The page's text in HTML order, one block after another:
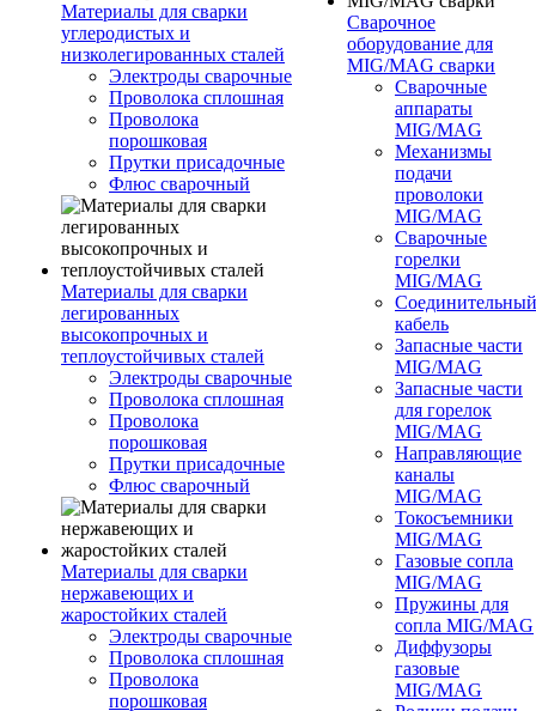
Материалы для сварки
углеродистых и
низколегированных сталей
Электроды сварочные
Проволока сплошная
Проволока
порошковая
Прутки присадочные
Флюс сварочный
Материалы для сварки
легированных
высокопрочных и
теплоустойчивых сталей
Электроды сварочные
Проволока сплошная
Проволока
порошковая
Прутки присадочные
Флюс сварочный
Материалы для сварки
нержавеющих и
жаростойких сталей
Электроды сварочные
Проволока сплошная
Проволока
порошковая
Сварочное
оборудование для
MIG/MAG сварки
Сварочные
аппараты
MIG/MAG
Механизмы
подачи
проволоки
MIG/MAG
Сварочные
горелки
MIG/MAG
Соединительный
кабель
Запасные части
MIG/MAG
Запасные части
для горелок
MIG/MAG
Направляющие
каналы
MIG/MAG
Токосъемники
MIG/MAG
Газовые сопла
MIG/MAG
Пружины для
сопла MIG/MAG
Диффузоры
газовые
MIG/MAG